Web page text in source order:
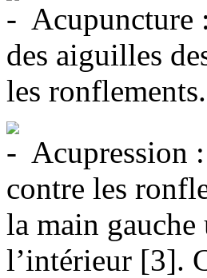
Acupuncture
des aiguilles
les
Acupression
contre les
la main gauche
l’intérieur [3].